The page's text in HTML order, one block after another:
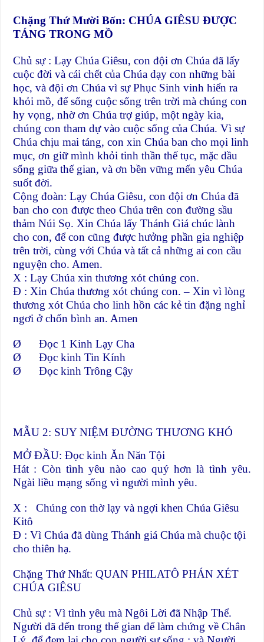
Chặng Thứ Mười Bốn: CHÚA GIÊSU ĐƯỢC
TÁNG TRONG MỒ
Chủ sự : Lạy Chúa Giêsu, con đội ơn Chúa đã lấy
cuộc đời và cái chết của Chúa dạy con những bài
học, và đội ơn Chúa vì sự Phục Sinh vinh hiển ra
khỏi mồ, để sống cuộc sống trên trời mà chúng con
hy vọng, nhờ ơn Chúa trợ giúp, một ngày kia,
chúng con tham dự vào cuộc sống của Chúa. Vì sự
Chúa chịu mai táng, con xin Chúa ban cho mọi linh
mục, ơn giữ mình khỏi tinh thần thế tục, mặc dầu
sống giữa thế gian, và ơn bền vững mến yêu Chúa
suốt đời.
Cộng đoàn: Lạy Chúa Giêsu, con đội ơn Chúa đã
ban cho con được theo Chúa trên con đường sầu
thảm Núi Sọ. Xin Chúa lấy Thánh Giá chúc lành
cho con, để con cũng được hưởng phần gia nghiệp
trên trời, cùng với Chúa và tất cả những ai con cầu
nguyện cho. Amen.
X : Lạy Chúa xin thương xót chúng con.
Đ : Xin Chúa thương xót chúng con. – Xin vì lòng
thương xót Chúa cho linh hồn các kẻ tin đặng nghỉ
ngơi ở chốn bình an. Amen
Ø Đọc 1 Kinh Lạy Cha
Ø Đọc kinh Tin Kính
Ø Đọc kinh Trông Cậy
MẪU 2: SUY NIỆM ĐƯỜNG THƯƠNG KHÓ
MỞ ĐẦU: Đọc kinh Ăn Năn Tội
Hát : Còn tình yêu nào cao quý hơn là tình yêu.
Ngài liều mạng sống vì người mình yêu.
X : Chúng con thờ lạy và ngợi khen Chúa Giêsu
Kitô
Đ : Vì Chúa đã dùng Thánh giá Chúa mà chuộc tội
cho thiên hạ.
Chặng Thứ Nhất: QUAN PHILATÔ PHÁN XÉT
CHÚA GIÊSU
Chủ sự : Vì tình yêu mà Ngôi Lời đã Nhập Thể.
Người đã đến trong thế gian để làm chứng về Chân